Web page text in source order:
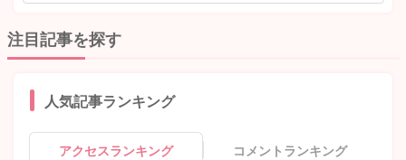
注目記事を探す
人気記事ランキング
アクセスランキング コメントランキング